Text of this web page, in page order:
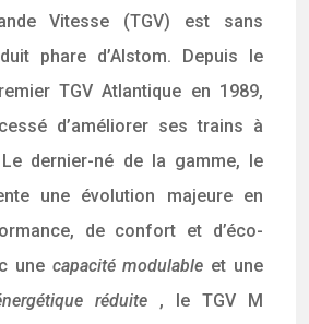
Vitesse (TGV) est sans
phare d’Alstom. Depuis le
TGV Atlantique en 1989,
cessé d’améliorer ses trains à
dernier-né de la gamme, le
une évolution majeure en
de confort et d’éco-
une capacité modulable et une
réduite , le TGV M